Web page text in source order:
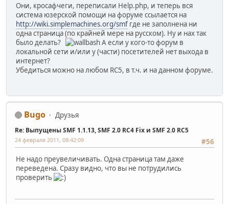
Они, кросафчеги, переписали Help.php, и теперь вся
система юзерской помощи на форуме ссылается на
http://wiki.simplemachines.org/smf где не заполнена ни
одна страница (по крайней мере на русском). Ну и нах так
было делать?
А если у кого-то форум в
локальной сети и/или у (части) посетителей нет выхода в
интернет?
Убедиться можно на любом RC5, в т.ч. и на данном форуме.
Bugo Друзья
Re: Выпущены SMF 1.1.13, SMF 2.0 RC4 Fix и SMF 2.0 RC5
#56
24 февраля 2011, 08:42:09
Не надо преувеличивать. Одна страница там даже
переведена. Сразу видно, что вы не потрудились
проверить